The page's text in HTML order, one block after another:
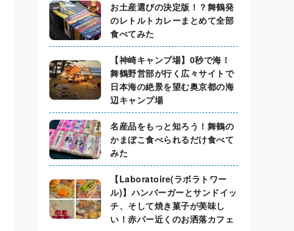
お土産選びの決定版！？舞鶴発
のレトルトカレーまとめて全部
食べてみた
【神崎キャンプ場】0秒で海！
舞鶴野営部が行く広々サイトで
日本海の絶景を望む奥京都の海
辺キャンプ場
名産品をもっと知ろう！舞鶴の
かまぼこ食べられるだけ食べて
みた
【Laboratoire(ラボラトワー
ル)】ハンバーガーとサンドイッ
チ、そして焼き菓子が美味し
い！赤パー近くのお洒落カフェ